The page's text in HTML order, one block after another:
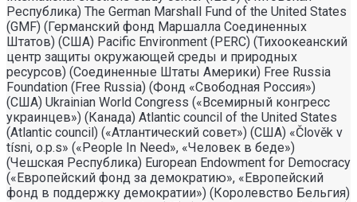
Республика) The German Marshall Fund of the United States
(GMF) (Германский фонд Маршалла Соединенных
Штатов) (США) Pacific Environment (PERC) (Тихоокеанский
центр защиты окружающей среды и природных
ресурсов) (Соединенные Штаты Америки) Free Russia
Foundation (Free Russia) (Фонд «Свободная Россия»)
(США) Ukrainian World Congress («Всемирный конгресс
украинцев») (Канада) Atlantic council of the United States
(Atlantic council) («Атлантический совет») (США) «Člověk v
tísni, o.p.s» («People In Need», «Человек в беде»)
(Чешская Республика) European Endowment for Democracy
(«Европейский фонд за демократию», «Европейский
фонд в поддержку демократии») (Королевство Бельгия)